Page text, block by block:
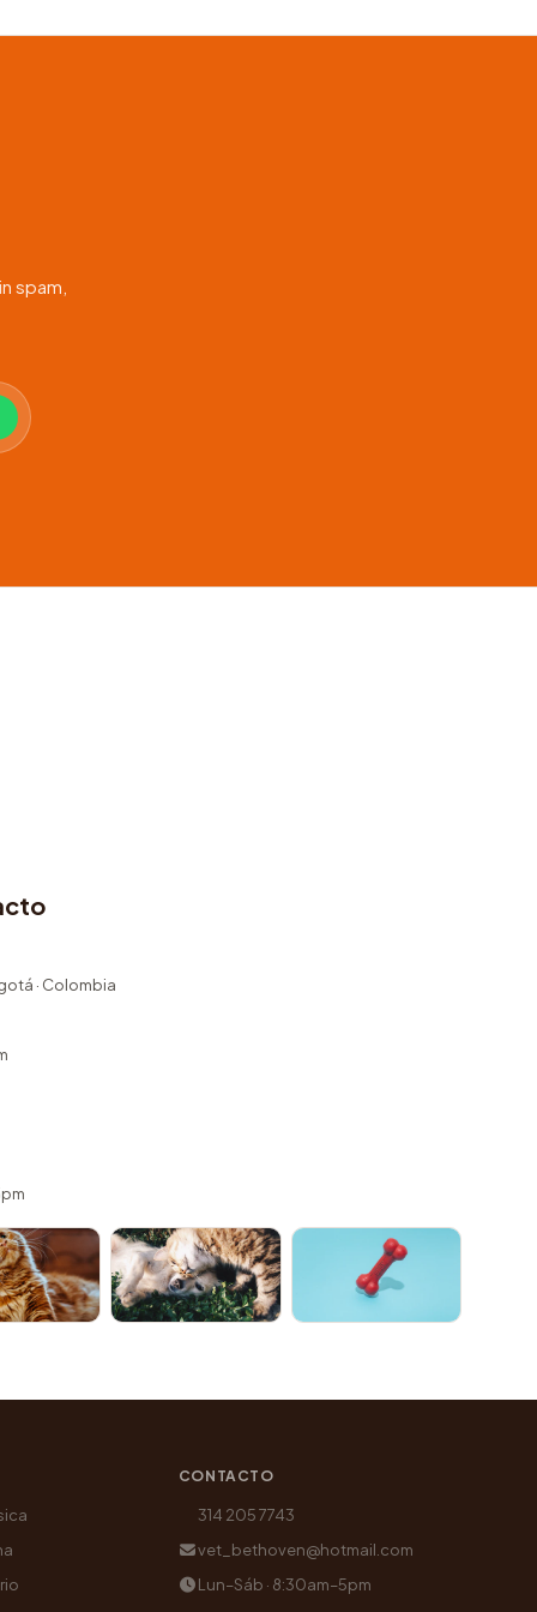
spam,
· Colombia
CONTACTO
314 205 7743
vet_bethoven@hotmail.com
Lun–Sáb · 8:30am–5pm